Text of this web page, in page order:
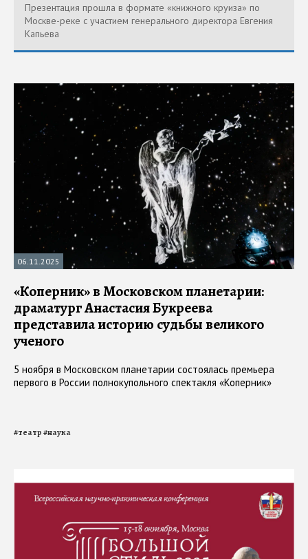
Презентация прошла в формате «книжного круиза» по
Москве-реке с участием генерального директора Евгения
Капьева
06.11.2025
«Коперник» в Московском планетарии:
драматург Анастасия Букреева
представила историю судьбы великого
ученого
5 ноября в Московском планетарии состоялась премьера
первого в России полнокупольного спектакля «Коперник»
#театр#наука